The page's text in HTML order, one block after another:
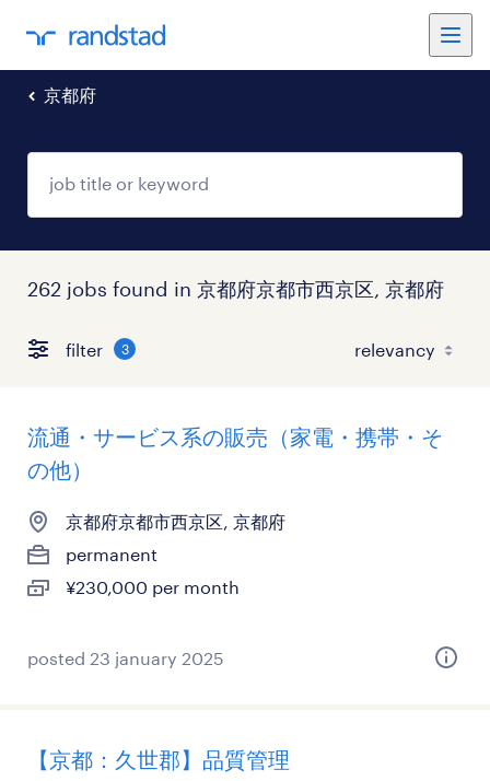
京都府
262 jobs found in 京都府京都市西京区, 京都府
filter 3
流通・サービス系の販売（家電・携帯・そ
の他）
京都府京都市西京区, 京都府
permanent
¥230,000 per month
posted 23 january 2025
【京都：久世郡】品質管理